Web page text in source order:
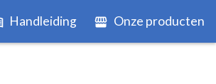
Handleiding Onze producten